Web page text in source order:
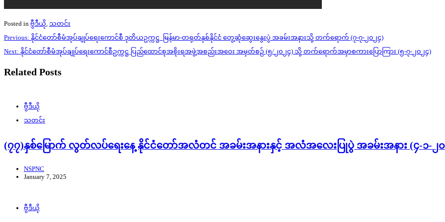
Posted in ဗွီဒီယို သတင်း
Post
navigation
Previous: နိုင်ငံတော်စီမံအုပ်ချုပ်ရေးကောင်စီ ဒုတိယဥက္ကဋ္ဌ မြန်မာ-တရုတ်နှစ်နိုင်ငံ တွေ့ဆုံဆွေးနွေးပွဲ အခမ်းအနားသို့ တက်ရောက် (၇-၇-၂၀၂၄)
Next: နိုင်ငံတော်စီမံအုပ်ချုပ်ရေးကောင်စီဥက္ကဋ္ဌ ပြည်ထောင်စုအစိုးရအဖွဲ့အစည်းအဝေး အမှတ်စဉ် (၅/၂၀၂၄) သို့ တက်ရောက်အမှာစကားပြောကြား (၅-၇-၂၀၂၄)
Related Posts
ဗွီဒီယို
သတင်း
(၇၇)နှစ်မြောက် လွတ်လပ်ရေးနေ့ နိုင်ငံတော်အလံတင် အခမ်းအနားနှင့် အလံအလေးပြုပွဲ အခမ်းအနား (၄-၁-၂
NSPNC
January 7, 2025
ဗွီဒီယို